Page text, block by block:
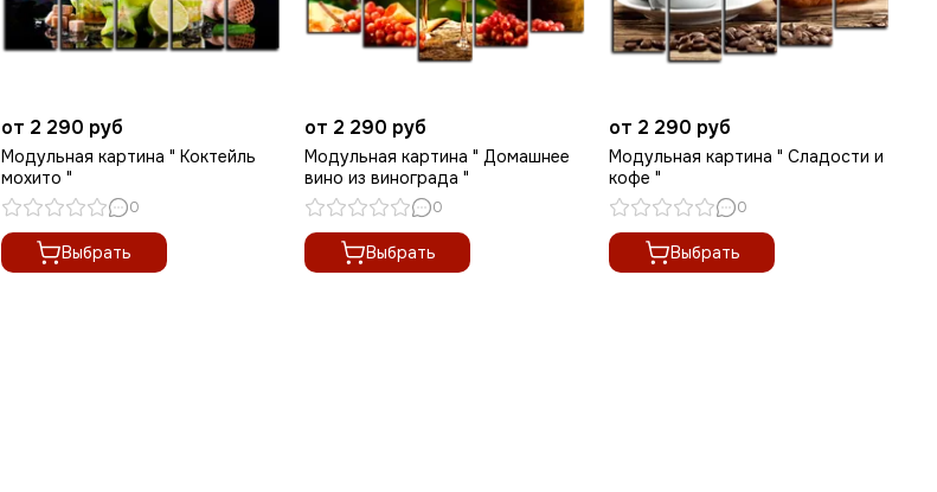
от 2 290 руб
Модульная картина " Коктейль
мохито "
0
Выбрать
от 2 290 руб
Модульная картина " Домашнее
вино из винограда "
0
Выбрать
от 2 290 руб
Модульная картина " Сладости и
кофе "
0
Выбрать